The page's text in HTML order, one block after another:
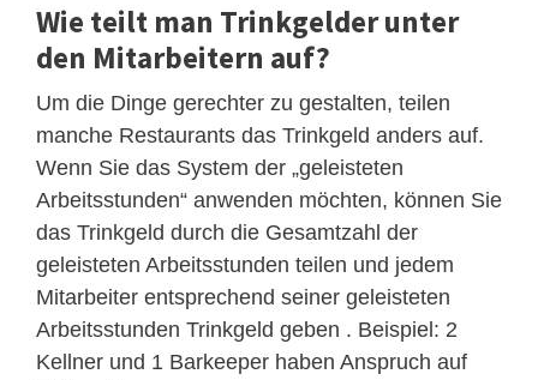
Wie teilt man Trinkgelder unter
den Mitarbeitern auf?
Um die Dinge gerechter zu gestalten, teilen
manche Restaurants das Trinkgeld anders auf.
Wenn Sie das System der „geleisteten
Arbeitsstunden“ anwenden möchten, können Sie
das Trinkgeld durch die Gesamtzahl der
geleisteten Arbeitsstunden teilen und jedem
Mitarbeiter entsprechend seiner geleisteten
Arbeitsstunden Trinkgeld geben . Beispiel: 2
Kellner und 1 Barkeeper haben Anspruch auf